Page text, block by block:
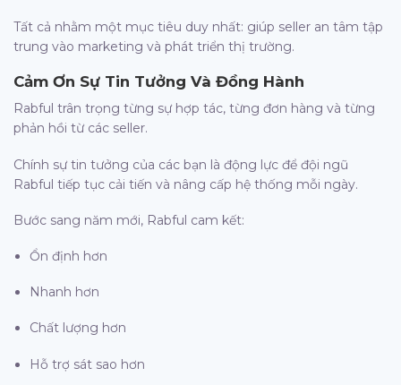
Tất cả nhằm một mục tiêu duy nhất: giúp seller an tâm tập
trung vào marketing và phát triển thị trường.
Cảm Ơn Sự Tin Tưởng Và Đồng Hành
Rabful trân trọng từng sự hợp tác, từng đơn hàng và từng
phản hồi từ các seller.
Chính sự tin tưởng của các bạn là động lực để đội ngũ
Rabful tiếp tục cải tiến và nâng cấp hệ thống mỗi ngày.
Bước sang năm mới, Rabful cam kết:
Ổn định hơn
Nhanh hơn
Chất lượng hơn
Hỗ trợ sát sao hơn